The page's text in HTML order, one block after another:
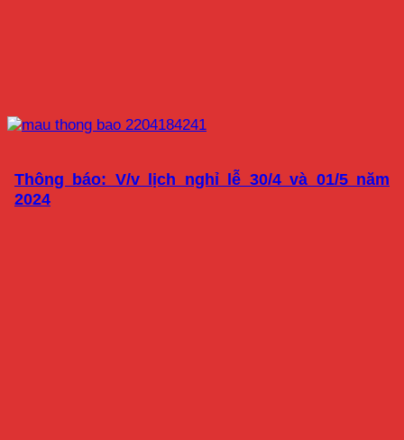
Thông báo: V/v lịch nghỉ lễ 30/4 và 01/5 năm
2024